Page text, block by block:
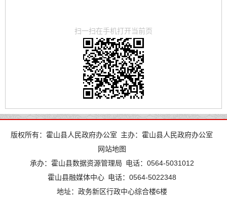
扫一扫在手机打开当前页
版权所有：霍山县人民政府办公室 主办：霍山县人民政府办公室
网站地图
承办：霍山县数据资源管理局 电话：0564-5031012
霍山县融媒体中心 电话：0564-5022348
地址：政务新区行政中心综合楼6楼